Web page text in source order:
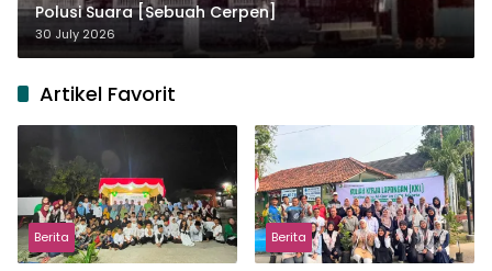
Polusi Suara [Sebuah Cerpen]
30 July 2026
Artikel Favorit
Berita Berita